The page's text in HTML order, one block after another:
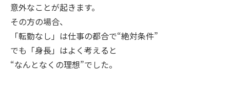
意外なことが起きます。
その方の場合、
「転勤なし」は仕事の都合で“絶対条件”
でも「身長」はよく考えると
“なんとなくの理想”でした。